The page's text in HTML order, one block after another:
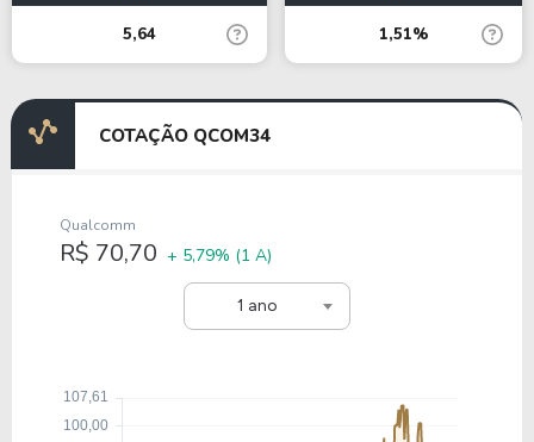
5,64 1,51%
COTAÇÃO QCOM34
1 ano
Qualcomm
R$ 70,70 + 5,79% (1 A)